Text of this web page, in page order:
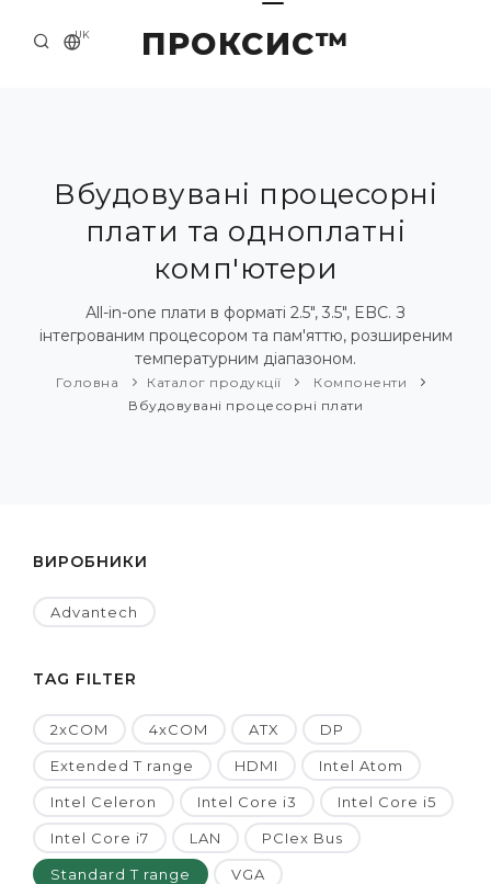
ПРОКСИС™
UK
ПРО НАС
ПРИКЛАДИ ТА РІШЕННЯ
КАТАЛОГ ПРОДУКЦІЇ
НОВИНИ
Вбудовувані процесорні
плати та одноплатні
комп'ютери
Аll-in-one плати в форматі 2.5", 3.5", EBC. З
інтегрованим процесором та пам'яттю, розширеним
температурним діапазоном.
Головна Каталог продукції
Компоненти
Вбудовувані процесорні плати
ВИРОБНИКИ
Advantech
TAG FILTER
2xCOM 4xCOM ATX DP
Extended T range HDMI Intel Atom
Intel Celeron Intel Core i3 Intel Core i5
Intel Core i7 LAN PCIex Bus
Standard T range VGA